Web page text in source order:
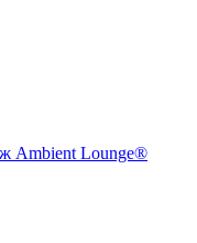
Ambient Lounge®